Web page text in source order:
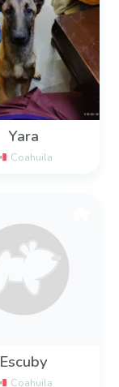
Yara
Coahuila
Escuby
Coahuila